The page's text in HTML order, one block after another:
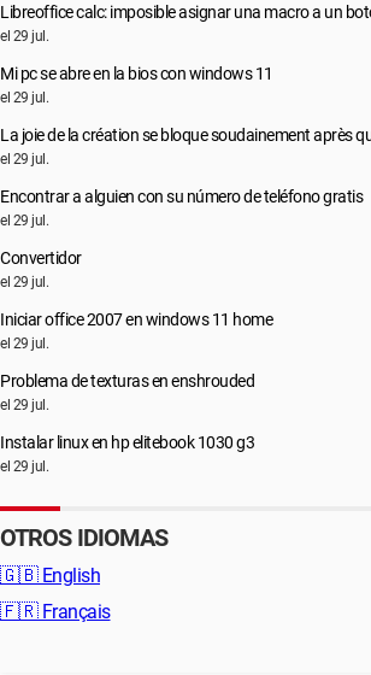
Libreoffice calc: imposible asignar una macro a un
el 29 jul.
Mi pc se abre en la bios con windows 11
el 29 jul.
La joie de la création se bloque soudainement après
el 29 jul.
Encontrar a alguien con su número de teléfono gratis
el 29 jul.
Convertidor
el 29 jul.
Iniciar office 2007 en windows 11 home
el 29 jul.
Problema de texturas en enshrouded
el 29 jul.
Instalar linux en hp elitebook 1030 g3
el 29 jul.
OTROS IDIOMAS
🇬🇧 English
🇫🇷 Français